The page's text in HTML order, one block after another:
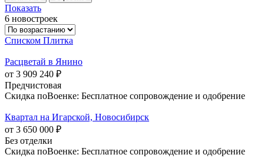
Показать
6 новостроек
Списком Плитка
Расцветай в Янино
от 3 909 240 ₽
Предчистовая
Скидка поВоенке: Бесплатное сопровождение и одобрение
Квартал на Игарской, Новосибирск
от 3 650 000 ₽
Без отделки
Скидка поВоенке: Бесплатное сопровождение и одобрение